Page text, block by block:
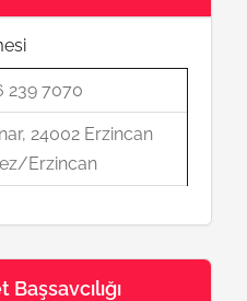
239 7070
24002 Erzincan
Erzincan